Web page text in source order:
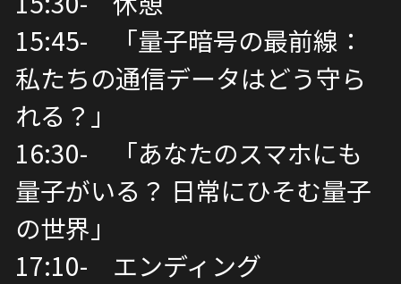
15:45-　「量子暗号の最前線：
私たちの通信データはどう守ら
れる？」
16:30-　「あなたのスマホにも
量子がいる？ 日常にひそむ量子
の世界」
17:10-　エンディング